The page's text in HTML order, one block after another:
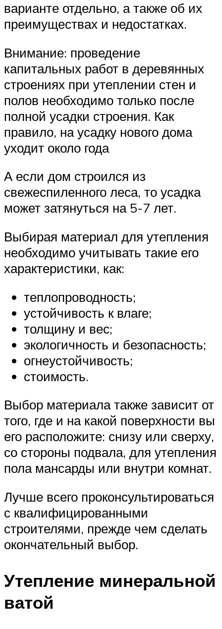
варианте отдельно, а также об их
преимуществах и недостатках.
Внимание: проведение
капитальных работ в деревянных
строениях при утеплении стен и
полов необходимо только после
полной усадки строения. Как
правило, на усадку нового дома
уходит около года
А если дом строился из
свежеспиленного леса, то усадка
может затянуться на 5-7 лет.
Выбирая материал для утепления
необходимо учитывать такие его
характеристики, как:
теплопроводность;
устойчивость к влаге;
толщину и вес;
экологичность и безопасность;
огнеустойчивость;
стоимость.
Выбор материала также зависит от
того, где и на какой поверхности вы
его расположите: снизу или сверху,
со стороны подвала, для утепления
пола мансарды или внутри комнат.
Лучше всего проконсультироваться
с квалифицированными
строителями, прежде чем сделать
окончательный выбор.
Утепление минеральной
ватой